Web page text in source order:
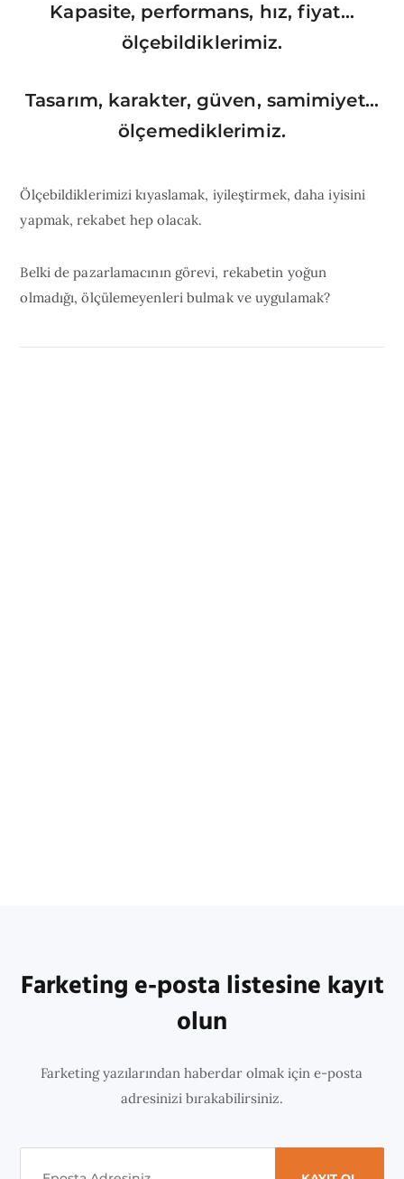
Kapasite, performans, hız, fiyat…
ölçebildiklerimiz.
Tasarım, karakter, güven, samimiyet…
ölçemediklerimiz.
Ölçebildiklerimizi kıyaslamak, iyileştirmek, daha iyisini
yapmak, rekabet hep olacak.
Belki de pazarlamacının görevi, rekabetin yoğun
olmadığı, ölçülemeyenleri bulmak ve uygulamak?
Farketing e-posta listesine kayıt
olun
Farketing yazılarından haberdar olmak için e-posta
adresinizi bırakabilirsiniz.